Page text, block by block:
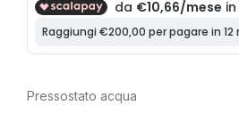
Pressostato acqua